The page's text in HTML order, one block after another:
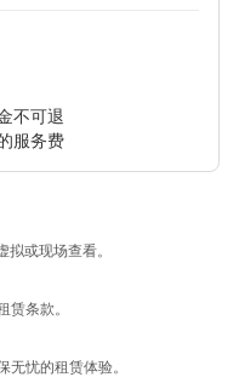
不可退
服务费
或现场查看。
条款。
忧的租​​赁体验。